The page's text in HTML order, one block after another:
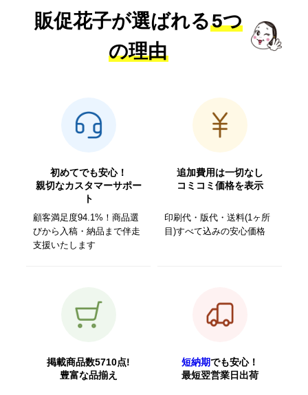
販促花子が選ばれる5つ
の理由
初めてでも安心！
親切なカスタマーサポー
ト
顧客満足度94.1%！商品選
びから入稿・納品まで伴走
支援いたします
追加費用は一切なし
コミコミ価格を表示
印刷代・版代・送料(1ヶ所
目)すべて込みの安心価格
掲載商品数5710点!
豊富な品揃え
短納期でも安心！
最短翌営業日出荷